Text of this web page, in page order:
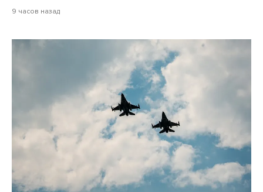
9 часов назад